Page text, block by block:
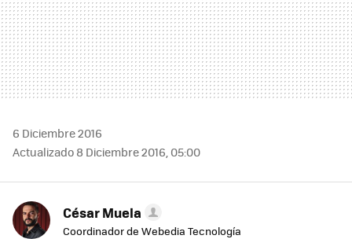
6 Diciembre 2016
Actualizado 8 Diciembre 2016, 05:00
César Muela
Coordinador de Webedia Tecnología